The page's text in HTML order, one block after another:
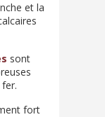
et la
sont
fort